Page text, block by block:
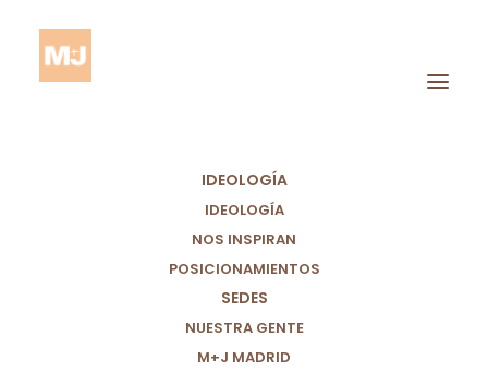
IDEOLOGÍA
IDEOLOGÍA
NOS INSPIRAN
POSICIONAMIENTOS
SEDES
NUESTRA GENTE
M+J MADRID
Prioridades Políticas